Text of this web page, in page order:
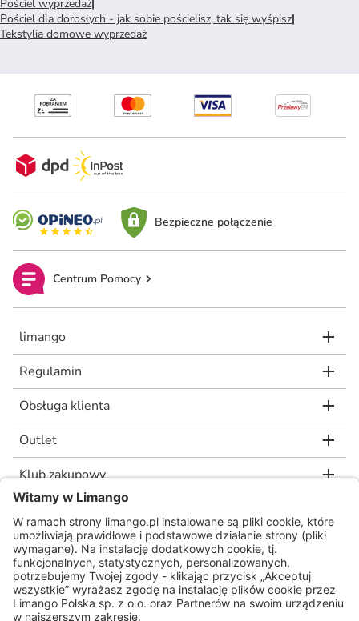
Pościel wyprzedaż|
Pościel dla dorosłych - jak sobie pościelisz, tak się wyśpisz|
Tekstylia domowe wyprzedaż
Bezpieczne połączenie
Centrum Pomocy
limango
Regulamin
Obsługa klienta
Outlet
Klub zakupowy